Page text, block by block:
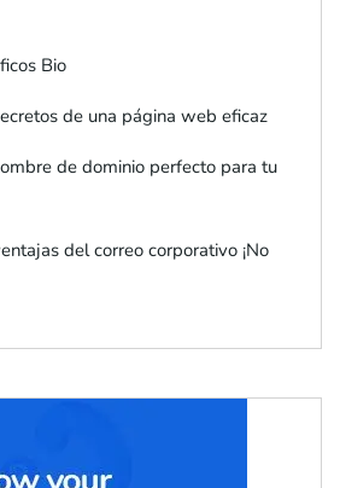
Bio
de una página web eficaz
de dominio perfecto para tu
del correo corporativo ¡No